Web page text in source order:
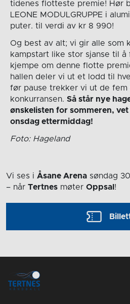
tidenes flotteste premie! Hør
LEONE MODULGRUPPE i
puter. til verdi av kr 8 990!
Og best av alt; vi gir alle som
kampstart like stor sjanse til
kjempe om denne flotte
hallen deler vi ut et lodd til
før pause trekker vi ut de fem
konkurransen. Så står nye
ønskelisten for sommeren,
onsdag ettermiddag!
Foto: Hageland
Vi ses i Åsane Arena søndag
– når Tertnes møter Oppsal !